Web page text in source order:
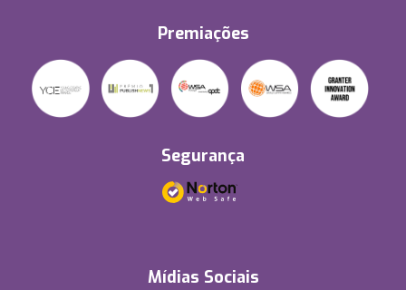
Premiações
Segurança
Mídias Sociais